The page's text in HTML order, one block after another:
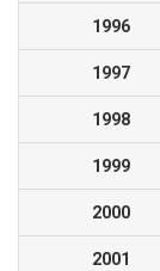
1996
1997
1998
1999
2000
2001